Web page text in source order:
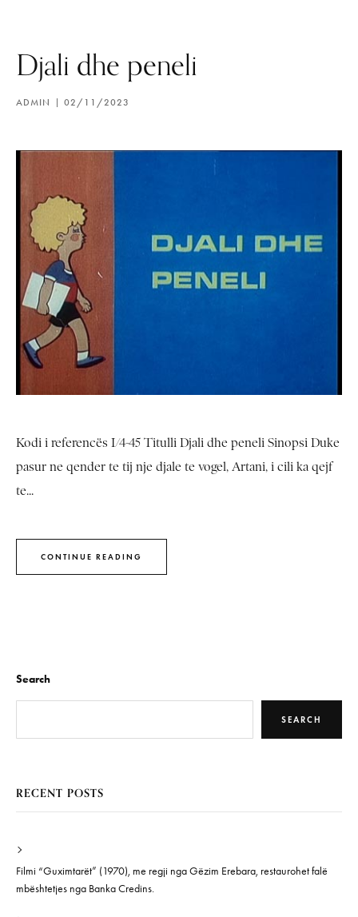
Djali dhe peneli
ADMIN 02/11/2023
Kodi i referencës I/4-45 Titulli Djali dhe peneli Sinopsi Duke
pasur ne qender te tij nje djale te vogel, Artani, i cili ka qejf
te...
CONTINUE READING
Search
SEARCH
RECENT POSTS
Filmi “Guximtarët” (1970), me regji nga Gëzim Erebara, restaurohet falë
mbështetjes nga Banka Credins.